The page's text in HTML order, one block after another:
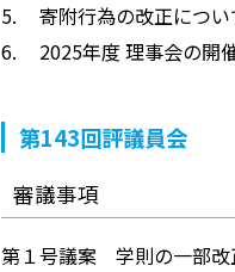
寄附行為の改正につい
2025年度 理事会の開
第143回評議員会
審議事項
第１号議案 学則の一部改